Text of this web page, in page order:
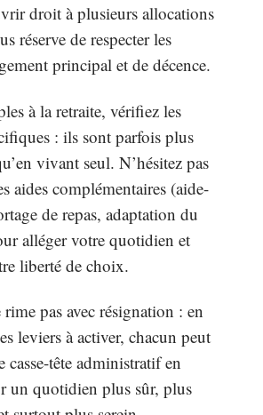
droit à plusieurs allocations
réserve de respecter les
principal et de décence.
à la retraite, vérifiez les
: ils sont parfois plus
vivant seul. N’hésitez pas
aides complémentaires (aide-
de repas, adaptation du
alléger votre quotidien et
liberté de choix.
pas avec résignation : en
leviers à activer, chacun peut
casse-tête administratif en
un quotidien plus sûr, plus